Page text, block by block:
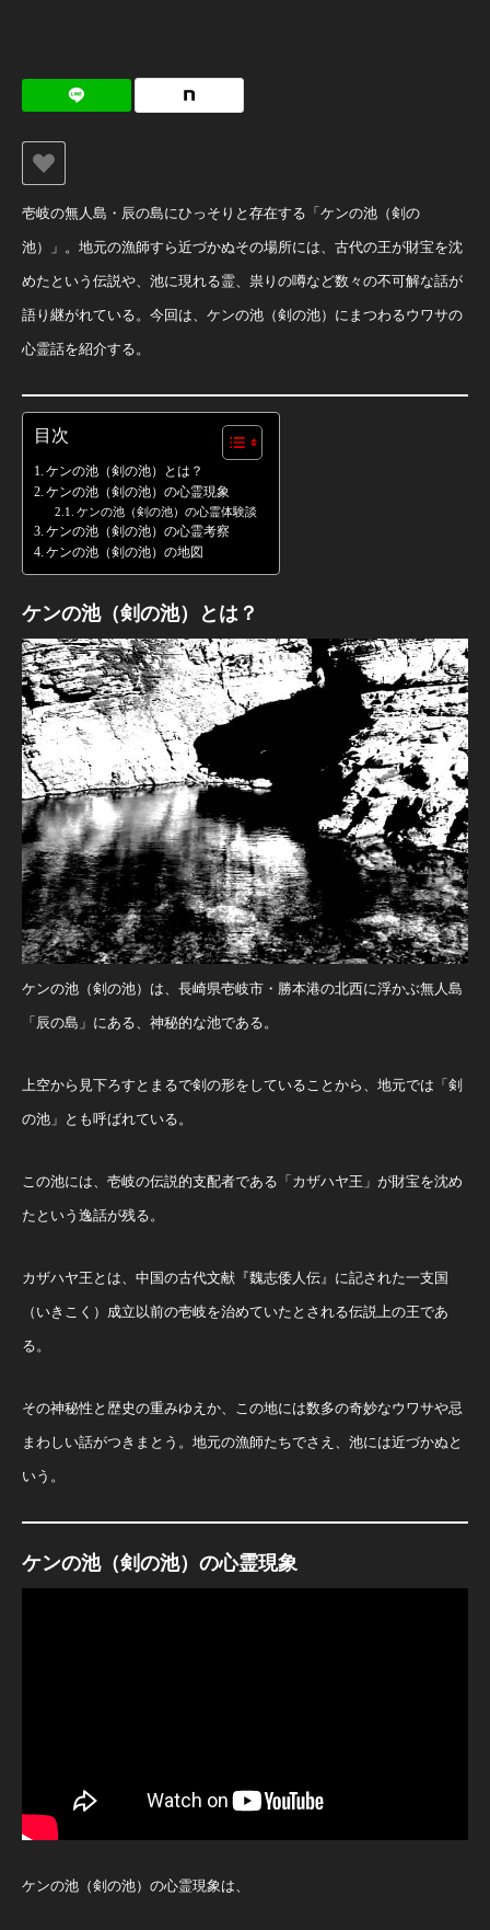
壱岐の無人島・辰の島にひっそりと存在する「ケンの池（剣の
池）」。地元の漁師すら近づかぬその場所には、古代の王が財宝を沈
めたという伝説や、池に現れる霊、祟りの噂など数々の不可解な話が
語り継がれている。今回は、ケンの池（剣の池）にまつわるウワサの
心霊話を紹介する。
目次
ケンの池（剣の池）とは？
ケンの池（剣の池）の心霊現象
ケンの池（剣の池）の心霊体験談
ケンの池（剣の池）の心霊考察
ケンの池（剣の池）の地図
ケンの池（剣の池）とは？
ケンの池（剣の池）は、長崎県壱岐市・勝本港の北西に浮かぶ無人島
「辰の島」にある、神秘的な池である。
上空から見下ろすとまるで剣の形をしていることから、地元では「剣
の池」とも呼ばれている。
この池には、壱岐の伝説的支配者である「カザハヤ王」が財宝を沈め
たという逸話が残る。
カザハヤ王とは、中国の古代文献『魏志倭人伝』に記された一支国
（いきこく）成立以前の壱岐を治めていたとされる伝説上の王であ
る。
その神秘性と歴史の重みゆえか、この地には数多の奇妙なウワサや忌
まわしい話がつきまとう。地元の漁師たちでさえ、池には近づかぬと
いう。
ケンの池（剣の池）の心霊現象
ケンの池（剣の池）の心霊現象は、